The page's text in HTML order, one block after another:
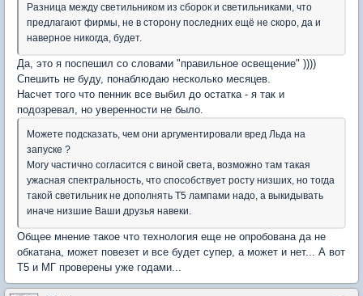
Разница между светильником из сборок и светильниками, что
предлагают фирмы, не в сторону последних ещё не скоро, да и
наверное никогда, будет.
Да, это я поспешил со словами "правильное освещение" ))))
Спешить не буду, понаблюдаю несколько месяцев.
Насчет того что пенник все выбил до остатка - я так и
подозревал, но уверенности не было.
Можете подсказать, чем они аргументировали вред Льда на
запуске ?
Могу частично согласится с виной света, возможно там такая
ужасная спектральность, что способствует росту низших, но тогда
такой светильник не дополнять Т5 лампами надо, а выкидывать
иначе низшие Ваши друзья навеки.
Общее мнение такое что технология еще не опробована да не
обкатана, может повезет и все будет супер, а может и нет... А вот
T5 и МГ проверены уже годами...